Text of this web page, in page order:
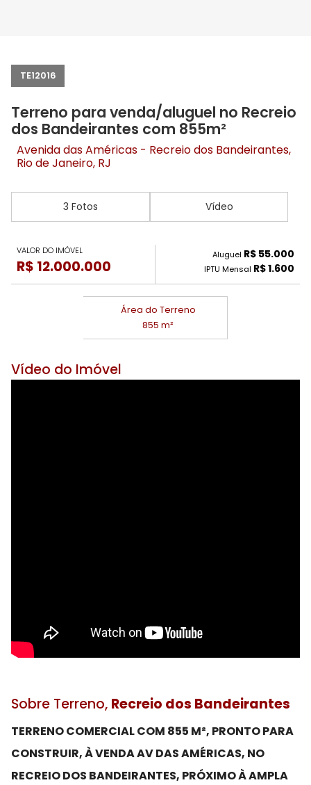
TE12016
Terreno para venda/aluguel no Recreio
dos Bandeirantes com 855m²
Avenida das Américas - Recreio dos Bandeirantes,
Rio de Janeiro, RJ
3 Fotos Vídeo
VALOR DO IMÓVEL
R$ 12.000.000
Aluguel R$ 55.000
IPTU Mensal R$ 1.600
Área do Terreno
855 m²
Vídeo do Imóvel
Sobre Terreno, Recreio dos Bandeirantes
TERRENO COMERCIAL COM 855 M², PRONTO PARA
CONSTRUIR, À VENDA AV DAS AMÉRICAS, NO
RECREIO DOS BANDEIRANTES, PRÓXIMO À AMPLA